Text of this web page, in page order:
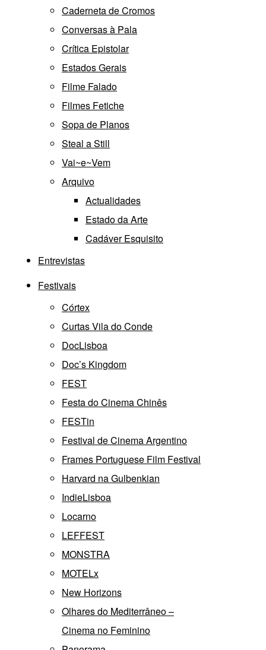
Caderneta de Cromos
Conversas à Pala
Crítica Epistolar
Estados Gerais
Filme Falado
Filmes Fetiche
Sopa de Planos
Steal a Still
Vai~e~Vem
Arquivo
Actualidades
Estado da Arte
Cadáver Esquisito
Entrevistas
Festivais
Córtex
Curtas Vila do Conde
DocLisboa
Doc’s Kingdom
FEST
Festa do Cinema Chinês
FESTin
Festival de Cinema Argentino
Frames Portuguese Film Festival
Harvard na Gulbenkian
IndieLisboa
Locarno
LEFFEST
MONSTRA
MOTELx
New Horizons
Olhares do Mediterrâneo –
Cinema no Feminino